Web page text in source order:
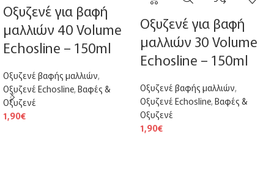
Οξυζενέ για βαφή
μαλλιών 40 Volume
Echosline – 150ml
Οξυζενέ βαφής μαλλιών,
Οξυζενέ Echosline, Βαφές &
Οξυζενέ
1,90€
Οξυζενέ για βαφή
μαλλιών 30 Volume
Echosline – 150ml
Οξυζενέ βαφής μαλλιών,
Οξυζενέ Echosline, Βαφές &
Οξυζενέ
1,90€